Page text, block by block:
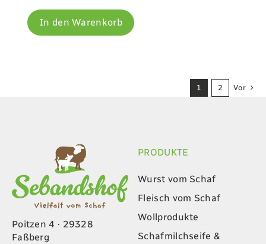
In den Warenkorb
1 2 Vor
Poitzen 4 · 29328
Faßberg
PRODUKTE
Wurst vom Schaf
Fleisch vom Schaf
Wollprodukte
Schafmilchseife &